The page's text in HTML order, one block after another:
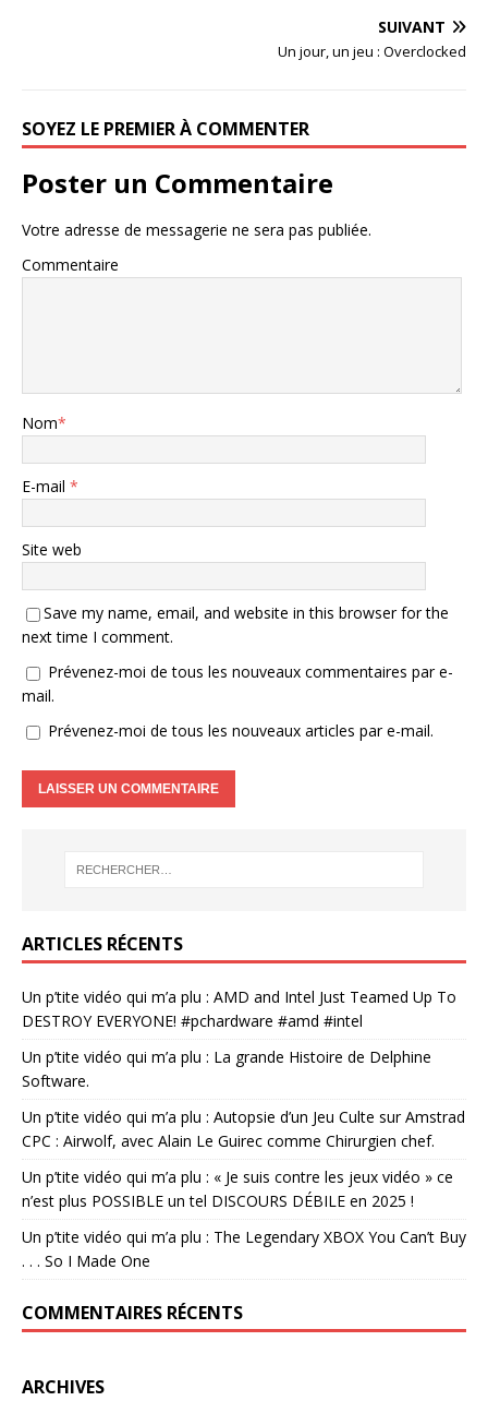
SUIVANT
Un jour, un jeu : Overclocked
SOYEZ LE PREMIER À COMMENTER
Poster un Commentaire
Votre adresse de messagerie ne sera pas publiée.
Commentaire
Nom*
E-mail *
Site web
Save my name, email, and website in this browser for the
next time I comment.
Prévenez-moi de tous les nouveaux commentaires par e-
mail.
Prévenez-moi de tous les nouveaux articles par e-mail.
ARTICLES RÉCENTS
Un p’tite vidéo qui m’a plu : AMD and Intel Just Teamed Up To
DESTROY EVERYONE! #pchardware #amd #intel
Un p’tite vidéo qui m’a plu : La grande Histoire de Delphine
Software.
Un p’tite vidéo qui m’a plu : Autopsie d’un Jeu Culte sur Amstrad
CPC : Airwolf, avec Alain Le Guirec comme Chirurgien chef.
Un p’tite vidéo qui m’a plu : « Je suis contre les jeux vidéo » ce
n’est plus POSSIBLE un tel DISCOURS DÉBILE en 2025 !
Un p’tite vidéo qui m’a plu : The Legendary XBOX You Can’t Buy
. . . So I Made One
COMMENTAIRES RÉCENTS
ARCHIVES